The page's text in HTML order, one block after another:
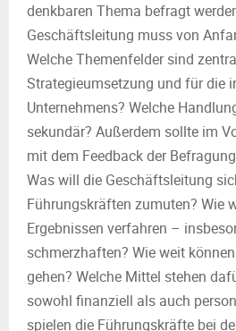
denkbaren Thema befragt
Geschäftsleitung muss von
Welche Themenfelder sind
Strategieumsetzung und für die
Unternehmens? Welche
sekundär? Außerdem sollte im
mit dem Feedback der
Was will die Geschäftsleitung
Führungskräften zumuten? Wie
Ergebnissen verfahren –
schmerzhaften? Wie weit
gehen? Welche Mittel stehen
sowohl finanziell als auch
spielen die Führungskräfte bei